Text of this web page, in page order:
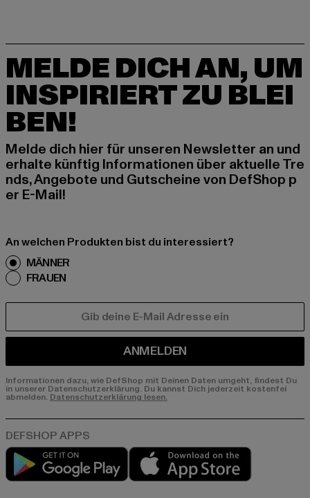
MELDE DICH AN, UM
INSPIRIERT ZU BLEI
BEN!
Melde dich hier für unseren Newsletter an und
erhalte künftig Informationen über aktuelle Tre
nds, Angebote und Gutscheine von DefShop p
er E-Mail!
An welchen Produkten bist du interessiert?
MÄNNER
FRAUEN
ANMELDEN
Informationen dazu, wie DefShop mit Deinen Daten umgeht, findest Du
in unserer Datenschutzerklärung. Du kannst Dich jederzeit kostenfei
abmelden. Datenschutzerklärung lesen.
Play market